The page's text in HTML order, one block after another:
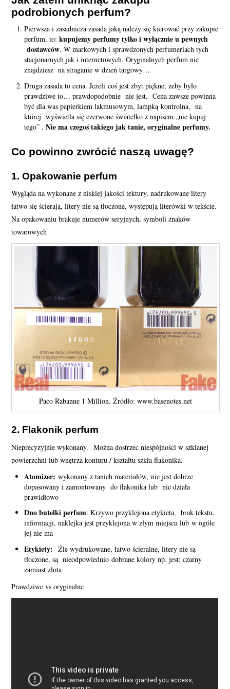
podrobionych perfum?
Pierwsza i zasadnicza zasada jaką należy się kierować przy zakupie
perfum, to:kupujemy perfumy tylko i wyłącznie u pewnych
dostawców. W markowych i sprawdzonych perfumeriach tych
stacjonarnych jak i internetowych. Oryginalnych perfum nie
znajdziesz na straganie w dzień targowy…
Druga zasada to cena. Jeżeli coś jest zbyt piękne, żeby było
prawdziwe to… prawdopodobnie nie jest. Cena zawsze powinna
być dla was papierkiem lakmusowym, lampką kontrolna, na
której wyświetla się czerwone światełko z napisem „nie kupuj
tego” .Nie ma czegoś takiego jak tanie, oryginalne perfumy.
Co powinno zwrócić naszą uwagę?
1. Opakowanie perfum
Wygląda na wykonane z niskiej jakości tektury, nadrukowane litery
łatwo się ścierają, litery nie są tłoczone, występują literówki w tekście.
Na opakowaniu brakuje numerów seryjnych, symboli znaków
towarowych
Paco Rabanne 1 Million. Źródło: www.basenotes.net
2. Flakonik perfum
Nieprecyzyjnie wykonany. Można dostrzec niespójności w szklanej
powierzchni lub wnętrza konturu / kształtu szkła flakonika.
Atomizer: wykonany z tanich materiałów, nie jest dobrze
dopasowany i zamontowany do flakonika lub nie działa
prawidłowo
Dno butelki perfum: Krzywo przyklejona etykieta, brak tekstu,
informacji, naklejka jest przyklejona w złym miejscu lub w ogóle
jej nie ma
Etykiety: Źle wydrukowane, łatwo ścieralne, litery nie są
tłoczone, są nieodpowiednio dobrane kolory np. jest: czarny
zamiast złota
Prawdziwe vs oryginalne